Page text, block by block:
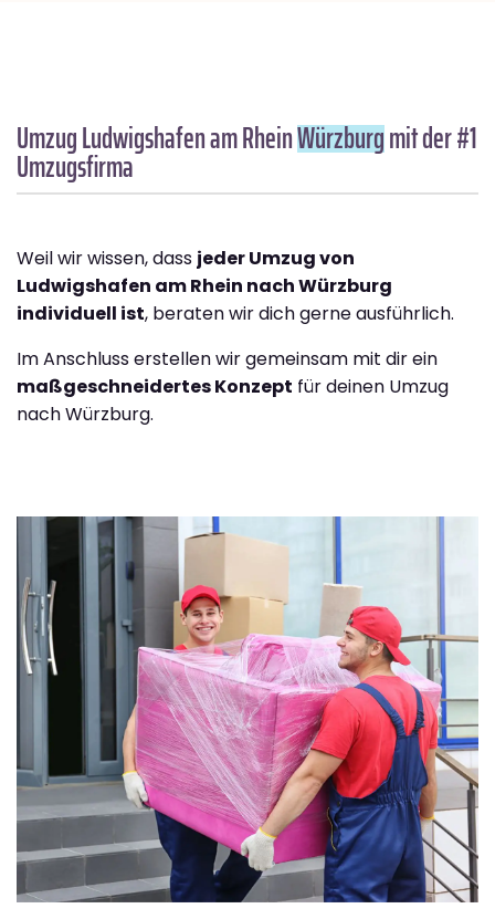
Umzug Ludwigshafen am RheinWürzburgmit der #1
Umzugsfirma
Weil wir wissen, dass jeder Umzug von
Ludwigshafen am Rhein nach Würzburg
individuell ist, beraten wir dich gerne ausführlich.
Im Anschluss erstellen wir gemeinsam mit dir ein
maßgeschneidertes Konzept für deinen Umzug
nach Würzburg.